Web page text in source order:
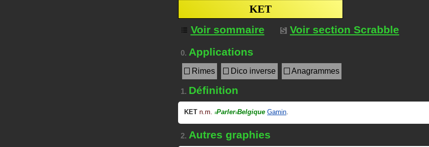
KET
Voir sommaire
Voir section Scrabble
0. Applications
Rimes Dico inverse Anagrammes
1. Définition
KET n.m. #Parler#Belgique Gamin.
2. Autres graphies